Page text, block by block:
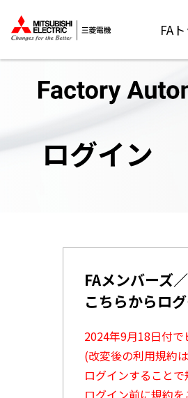
FA
ログイン
FAメンバーズ
こちらからロ
2024年9月18日付で
(改変後の利用規約は
ログインすることで
ログイン前に規約を